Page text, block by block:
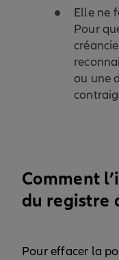
Elle ne
Pour
ou une
Comment
du registre
Pour effacer la